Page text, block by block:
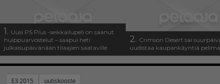
1. Uusi PS Plus -seikkailupeli on saanut
huippuarvostelut – saapui heti
julkaisupäivänään tilaajien saataville
2. Crimson Desert sai
uudistaa kaupankäyntiä
E3 2015 uutiskooste